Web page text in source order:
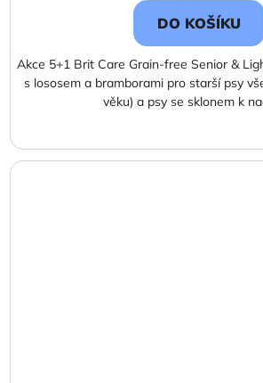
DO KOŠÍKU
Akce 5+1 Brit Care Grain-free Senior &
s lososem a bramborami pro starší psy
věku) a psy se sklonem k